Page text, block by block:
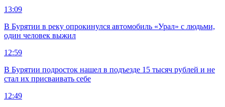
13:09
В Бурятии в реку опрокинулся автомобиль «Урал» с людьми,
один человек выжил
12:59
В Бурятии подросток нашел в подъезде 15 тысяч рублей и не
стал их присваивать себе
12:49